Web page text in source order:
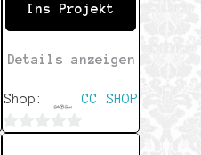
Ins Projekt
Details anzeigen
Shop: CC SHOP